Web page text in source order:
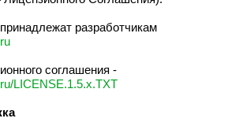
разработчикам
соглашения -
LICENSE.1.5.x.TXT